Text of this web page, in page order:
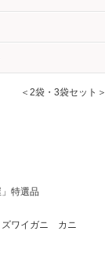
2袋・3袋セット＞
」特選品
ワイガニ カニ